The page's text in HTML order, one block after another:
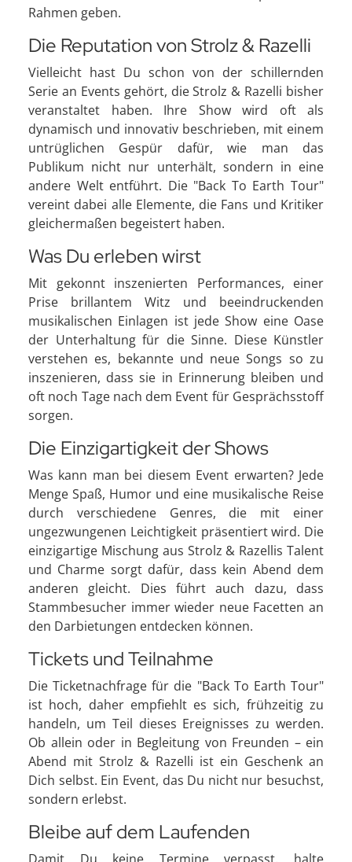
Rahmen geben.
Die Reputation von Strolz & Razelli
Vielleicht hast Du schon von der schillernden
Serie an Events gehört, die Strolz & Razelli bisher
veranstaltet haben. Ihre Show wird oft als
dynamisch und innovativ beschrieben, mit einem
untrüglichen Gespür dafür, wie man das
Publikum nicht nur unterhält, sondern in eine
andere Welt entführt. Die "Back To Earth Tour"
vereint dabei alle Elemente, die Fans und Kritiker
gleichermaßen begeistert haben.
Was Du erleben wirst
Mit gekonnt inszenierten Performances, einer
Prise brillantem Witz und beeindruckenden
musikalischen Einlagen ist jede Show eine Oase
der Unterhaltung für die Sinne. Diese Künstler
verstehen es, bekannte und neue Songs so zu
inszenieren, dass sie in Erinnerung bleiben und
oft noch Tage nach dem Event für Gesprächsstoff
sorgen.
Die Einzigartigkeit der Shows
Was kann man bei diesem Event erwarten? Jede
Menge Spaß, Humor und eine musikalische Reise
durch verschiedene Genres, die mit einer
ungezwungenen Leichtigkeit präsentiert wird. Die
einzigartige Mischung aus Strolz & Razellis Talent
und Charme sorgt dafür, dass kein Abend dem
anderen gleicht. Dies führt auch dazu, dass
Stammbesucher immer wieder neue Facetten an
den Darbietungen entdecken können.
Tickets und Teilnahme
Die Ticketnachfrage für die "Back To Earth Tour"
ist hoch, daher empfiehlt es sich, frühzeitig zu
handeln, um Teil dieses Ereignisses zu werden.
Ob allein oder in Begleitung von Freunden – ein
Abend mit Strolz & Razelli ist ein Geschenk an
Dich selbst. Ein Event, das Du nicht nur besuchst,
sondern erlebst.
Bleibe auf dem Laufenden
Damit Du keine Termine verpasst, halte